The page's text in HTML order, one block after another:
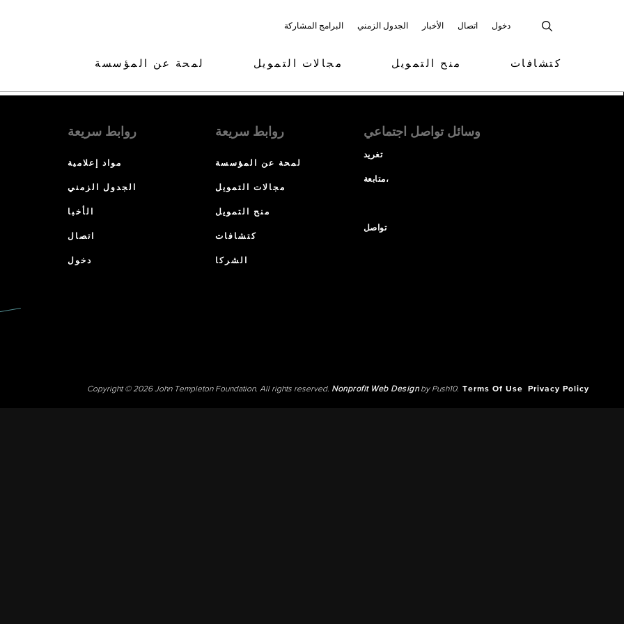
البرامج المشاركة الجدول الزمني الأخبار اتصال دخول
لمحة عن المؤسسة مجالات التمويل منح التمويل كتشافات
روابط سريعة
مواد إعلامية
الجدول الزمني
الأخبا
اتصال
دخول
روابط سريعة
لمحة عن المؤسسة
مجالات التمويل
منح التمويل
كتشافات
الشركا
وسائل تواصل اجتماعي
تغريد
متابعة،
تواصل
Copyright © 2026 John Templeton Foundation. All rights reserved. Nonprofit Web Designby Push10. Terms Of Use Privacy Policy